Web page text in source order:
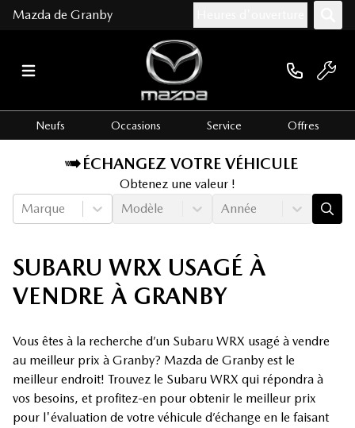
Mazda de Granby
Neufs Occasions Service Offres
ÉCHANGEZ VOTRE VÉHICULE
Obtenez une valeur !
Marque
Modèle Année
SUBARU WRX USAGÉ À
VENDRE À GRANBY
Vous êtes à la recherche d’un Subaru WRX usagé à vendre
au meilleur prix à Granby? Mazda de Granby est le
meilleur endroit! Trouvez le Subaru WRX qui répondra à
vos besoins, et profitez-en pour obtenir le meilleur prix
pour l'évaluation de votre véhicule d’échange en le faisant